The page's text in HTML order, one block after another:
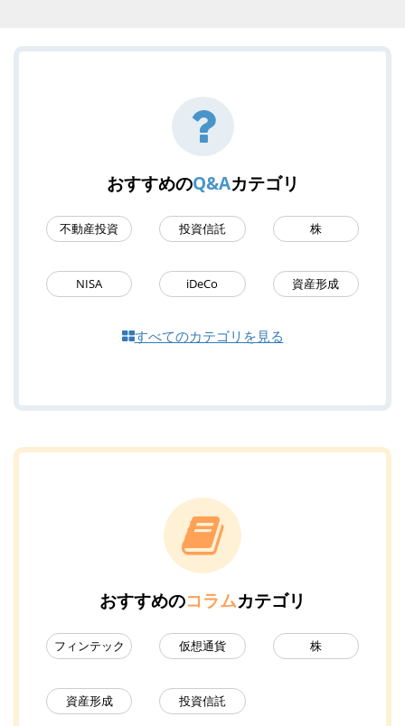
おすすめのQ&Aカテゴリ
不動産投資 投資信託 株
NISA iDeCo 資産形成
すべてのカテゴリを見る
おすすめのコラムカテゴリ
フィンテック 仮想通貨 株
資産形成 投資信託